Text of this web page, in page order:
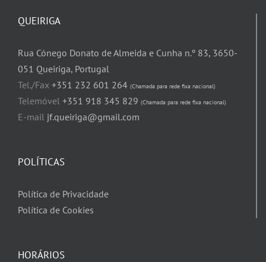
QUEIRIGA
Rua Cónego Donato de Almeida e Cunha n.º 83, 3650-
051 Queiriga, Portugal
Tel./Fax +351 232 601 264 (Chamada para rede fixa nacional)
Telemóvel +351 918 345 829 (Chamada para rede fixa nacional)
E-mail jf.queiriga@gmail.com
POLÍTICAS
Política de Privacidade
Política de Cookies
HORÁRIOS